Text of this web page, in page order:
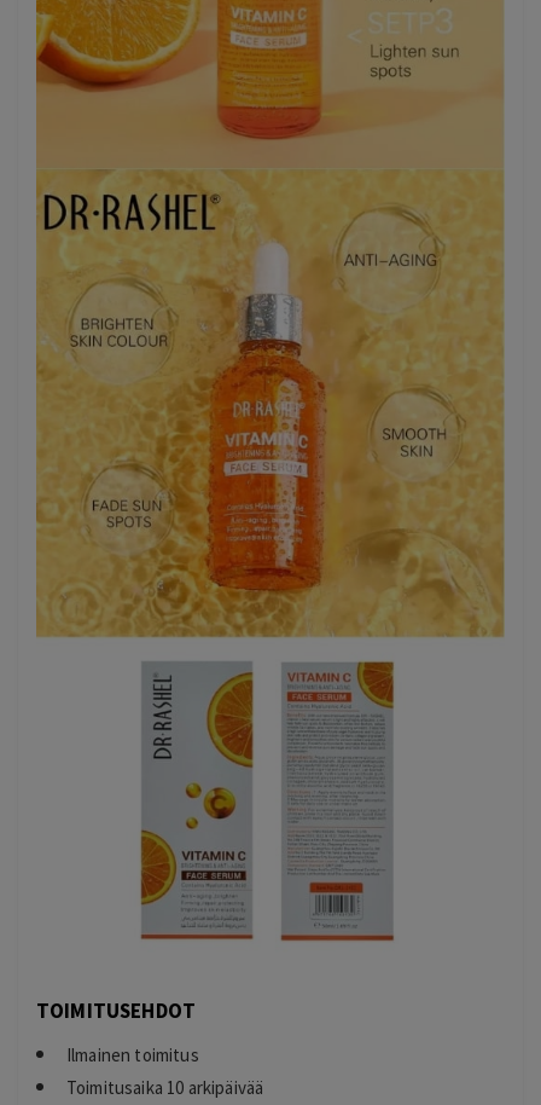
TOIMITUSEHDOT
Ilmainen toimitus
Toimitusaika 10 arkipäivää